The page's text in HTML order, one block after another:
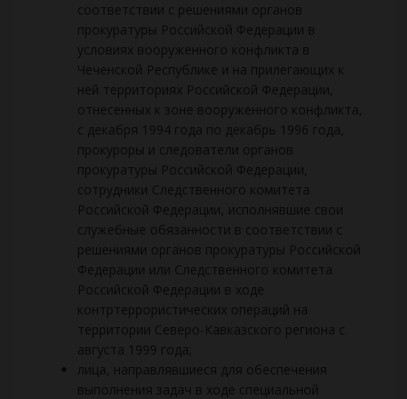
соответствии с решениями органов
прокуратуры Российской Федерации в
условиях вооруженного конфликта в
Чеченской Республике и на прилегающих к
ней территориях Российской Федерации,
отнесенных к зоне вооруженного конфликта,
с декабря 1994 года по декабрь 1996 года,
прокуроры и следователи органов
прокуратуры Российской Федерации,
сотрудники Следственного комитета
Российской Федерации, исполнявшие свои
служебные обязанности в соответствии с
решениями органов прокуратуры Российской
Федерации или Следственного комитета
Российской Федерации в ходе
контртеррористических операций на
территории Северо-Кавказского региона с
августа 1999 года;
лица, направлявшиеся для обеспечения
выполнения задач в ходе специальной